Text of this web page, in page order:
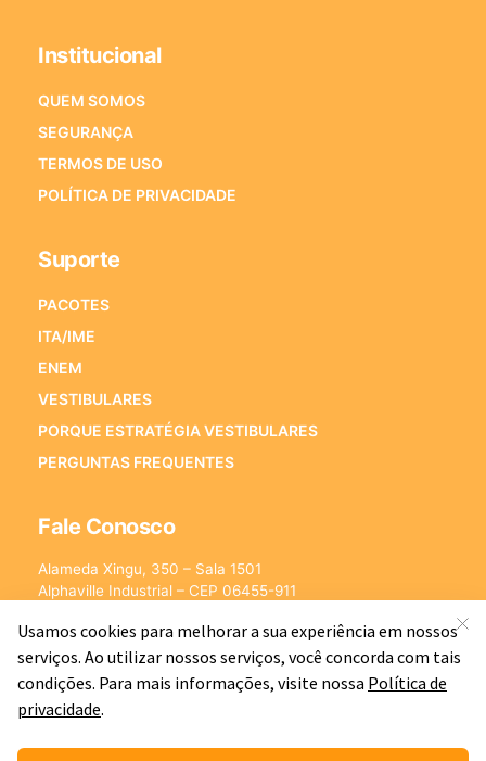
Institucional
QUEM SOMOS
SEGURANÇA
TERMOS DE USO
POLÍTICA DE PRIVACIDADE
Suporte
PACOTES
ITA/IME
ENEM
VESTIBULARES
PORQUE ESTRATÉGIA VESTIBULARES
PERGUNTAS FREQUENTES
Fale Conosco
Alameda Xingu, 350 – Sala 1501
Alphaville Industrial – CEP 06455-911
E-mail:[email protected]
©2026 - Estratégia Vestibulares - Cursos Online para Vestibulares.